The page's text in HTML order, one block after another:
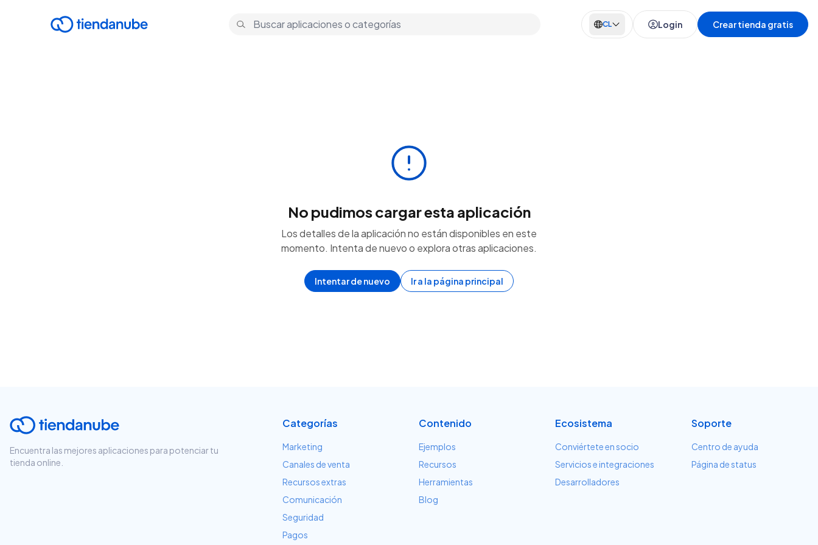
CL Login Crear tienda gratis
No pudimos cargar esta aplicación
Los detalles de la aplicación no están disponibles en este
momento. Intenta de nuevo o explora otras aplicaciones.
Intentar de nuevo Ir a la página principal
Encuentra las mejores aplicaciones para potenciar tu
tienda online.
Categorías
Marketing
Canales de venta
Recursos extras
Comunicación
Seguridad
Pagos
Contenido
Ejemplos
Recursos
Herramientas
Blog
Ecosistema
Conviértete en socio
Servicios e integraciones
Desarrolladores
Soporte
Centro de ayuda
Página de status